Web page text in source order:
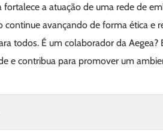
fortalece a atuação de uma rede de
continue avançando de forma ética e
todos. É um colaborador da
e contribua para promover um